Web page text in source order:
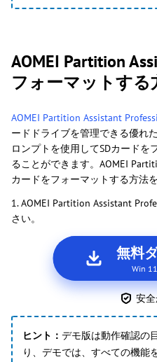
AOMEI Partition
フォーマットする
AOMEI Partition Assistant
ードドライブを管理できる優れ
ロンプトを使用してSDカードを
ることができます。AOMEI
カードをフォーマットする方法
1. AOMEI Partition Assistant
さい。
無料
Win
安
ヒント： デモ版は動作確認の
り、デモでは、すべての機能